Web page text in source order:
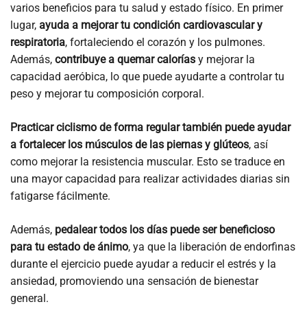
varios beneficios para tu salud y estado físico. En primer
lugar, ayuda a mejorar tu condición cardiovascular y
respiratoria, fortaleciendo el corazón y los pulmones.
Además, contribuye a quemar calorías y mejorar la
capacidad aeróbica, lo que puede ayudarte a controlar tu
peso y mejorar tu composición corporal.
Practicar ciclismo de forma regular también puede ayudar
a fortalecer los músculos de las piernas y glúteos, así
como mejorar la resistencia muscular. Esto se traduce en
una mayor capacidad para realizar actividades diarias sin
fatigarse fácilmente.
Además, pedalear todos los días puede ser beneficioso
para tu estado de ánimo, ya que la liberación de endorfinas
durante el ejercicio puede ayudar a reducir el estrés y la
ansiedad, promoviendo una sensación de bienestar
general.